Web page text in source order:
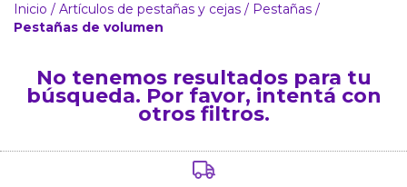
Inicio / Artículos de pestañas y cejas / Pestañas /
Pestañas de volumen
No tenemos resultados para tu
búsqueda. Por favor, intentá con
otros filtros.